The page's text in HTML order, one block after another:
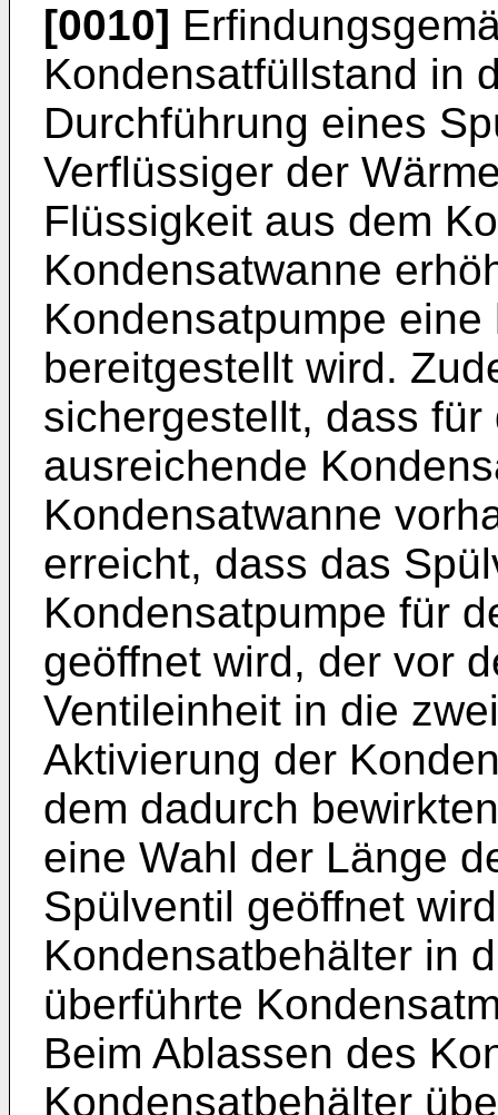
[0010]
Kondensatfüllstand in
Durchführung eines
Verflüssiger der
Flüssigkeit aus dem
Kondensatwanne
Kondensatpumpe
bereitgestellt wird.
sichergestellt, dass
ausreichende
Kondensatwanne
erreicht, dass das
Kondensatpumpe für
geöffnet wird, der vor
Ventileinheit in die
Aktivierung der
dem dadurch
eine Wahl der Länge
Spülventil geöffnet
Kondensatbehälter in
überführte
Beim Ablassen des
Kondensatbehälter